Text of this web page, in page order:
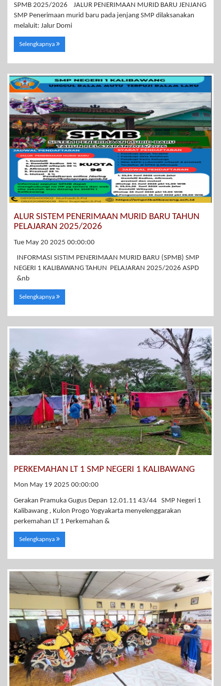
SPMB 2025/2026 JALUR PENERIMAAN MURID BARU JENJANG
SMP Penerimaan murid baru pada jenjang SMP dilaksanakan
melaluit: Jalur Domi
Selengkapnya
ALUR SISTEM PENERIMAAN MURID BARU TAHUN
PELAJARAN 2025/2026
Tue May 20 2025 00:00:00
INFORMASI SISTIM PENERIMAAN MURID BARU (SPMB) SMP
NEGERI 1 KALIBAWANG TAHUN PELAJARAN 2025/2026 ASPD
&nb
Selengkapnya
PERKEMAHAN LT 1 SMP NEGERI 1 KALIBAWANG
Mon May 19 2025 00:00:00
Gerakan Pramuka Gugus Depan 12.01.11 43/44 SMP Negeri 1
Kalibawang , Kulon Progo Yogyakarta menyelenggarakan
perkemahan LT 1 Perkemahan &
Selengkapnya